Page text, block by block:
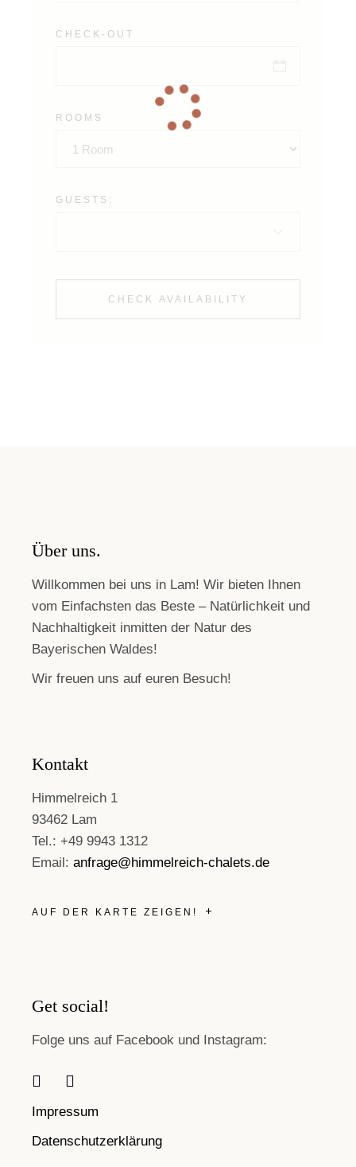
CHECK-OUT
ROOMS
GUESTS:
CHECK AVAILABILITY
Über uns.
Willkommen bei uns in Lam! Wir bieten Ihnen
vom Einfachsten das Beste – Natürlichkeit und
Nachhaltigkeit inmitten der Natur des
Bayerischen Waldes!
Wir freuen uns auf euren Besuch!
Kontakt
Himmelreich 1
93462 Lam
Tel.: +49 9943 1312
Email: anfrage@himmelreich-chalets.de
AUF DER KARTE ZEIGEN!
Get social!
Folge uns auf Facebook und Instagram:
Impressum
Datenschutzerklärung